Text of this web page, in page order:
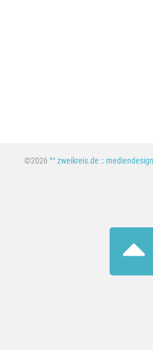
©2026 °° zweikreis.de :: mediendesign